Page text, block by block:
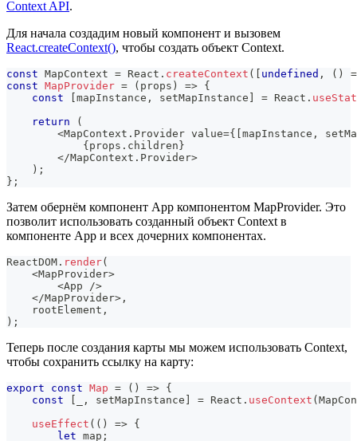
Context API.
Для начала создадим новый компонент и вызовем
React.createContext(), чтобы создать объект Context.
const MapContext = React . createContext ( [ undefined , ( )
const MapProvider = ( props ) => {
const
[mapInstance , setMapInstance ] = React .
return
(
<MapContext . Provider value={ [mapInstance ,
{props . children}
</MapContext . Provider>
) ;
} ;
Затем обернём компонент App компонентом MapProvider. Это
позволит использовать созданный объект Context в
компоненте App и всех дочерних компонентах.
ReactDOM . render(
<MapProvider>
<App />
</MapProvider> ,
    rootElement
,
) ;
Теперь после создания карты мы можем использовать Context,
чтобы сохранить ссылку на карту:
export const Map = ( ) => {
const
[ , setMapInstance ] = React . useContext (
useEffect ( ( ) => {
let map ;